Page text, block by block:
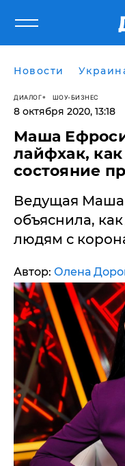
Новости
ДИАЛОГ ШОУ-БИЗНЕС
8 октября 2020, 13:18
Маша
лайфхак,
состояние
Ведущая
объяснила,
людям с
Автор: Олена